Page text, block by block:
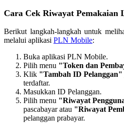
Cara Cek Riwayat
Berikut langkah-langkah untuk
melalui aplikasi PLN Mobile:
Buka aplikasi PLN Mobile.
Pilih menu "Token dan
Klik "Tambah ID Pelanggan"
terdaftar.
Masukkan ID Pelanggan.
Pilih menu "Riwayat
pascabayar atau "Riwayat
pelanggan prabayar.